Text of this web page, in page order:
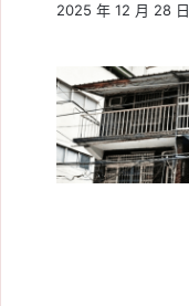
2025 年 12 月 28 日